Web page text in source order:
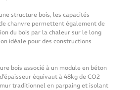
structure bois, les capacités
chanvre permettent également de
du bois par la chaleur sur le long
idéale pour des constructions
bois associé à un module en béton
équivaut à 48kg de CO2
traditionnel en parpaing et isolant